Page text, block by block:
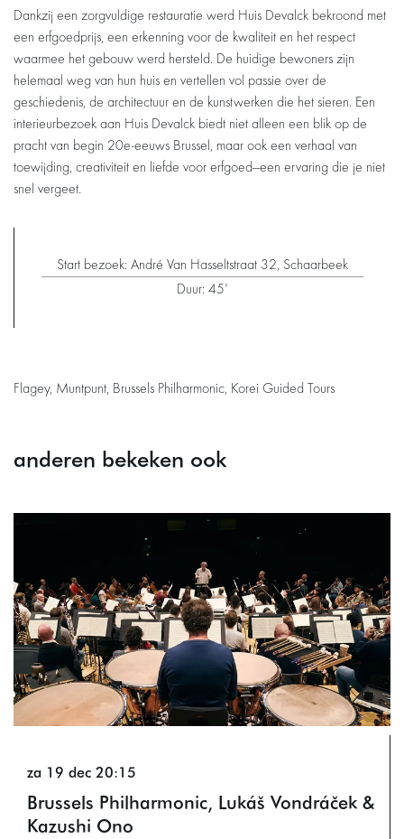
Dankzij een zorgvuldige restauratie werd Huis Devalck bekroond met
een erfgoedprijs, een erkenning voor de kwaliteit en het respect
waarmee het gebouw werd hersteld. De huidige bewoners zijn
helemaal weg van hun huis en vertellen vol passie over de
geschiedenis, de architectuur en de kunstwerken die het sieren. Een
interieurbezoek aan Huis Devalck biedt niet alleen een blik op de
pracht van begin 20e-eeuws Brussel, maar ook een verhaal van
toewijding, creativiteit en liefde voor erfgoed—een ervaring die je niet
snel vergeet.
Start bezoek: André Van Hasseltstraat 32, Schaarbeek
Duur: 45'
Flagey, Muntpunt, Brussels Philharmonic, Korei Guided Tours
anderen bekeken ook
Brussels Philharmonic, Lukáš Vondráček &
Kazushi Ono
za 19 dec 20:15